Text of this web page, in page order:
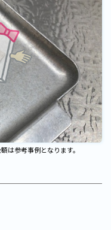
は参考事例となります。